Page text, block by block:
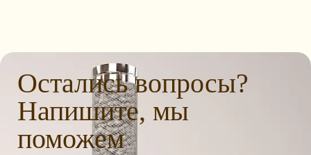
Остались вопросы?
Напишите, мы
поможем